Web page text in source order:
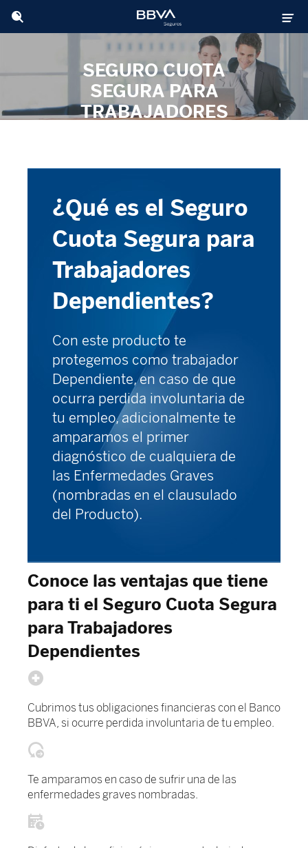
SEGURO CUOTA
SEGURA PARA
TRABAJADORES
¿Qué es el Seguro
Cuota Segura para
Trabajadores
Dependientes?
Con este producto te
protegemos como trabajador
Dependiente, en caso de que
ocurra perdida involuntaria de
tu empleo, adicionalmente te
amparamos el primer
diagnóstico de cualquiera de
las Enfermedades Graves
(nombradas en el clausulado
del Producto).
Conoce las ventajas que tiene
para ti el Seguro Cuota Segura
para Trabajadores
Dependientes
Cubrimos tus obligaciones financieras con el Banco
BBVA, si ocurre perdida involuntaria de tu empleo.
Te amparamos en caso de sufrir una de las
enfermedades graves nombradas.